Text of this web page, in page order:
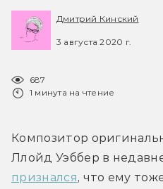
Дмитрий Кинский
3 августа 2020 г.
687
1 минута на чтение
Композитор
признался, что ему